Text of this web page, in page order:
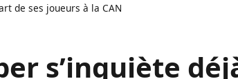
de ses joueurs à la CAN
s’inquiète